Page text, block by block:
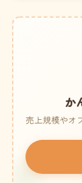
か
売上規模やオ